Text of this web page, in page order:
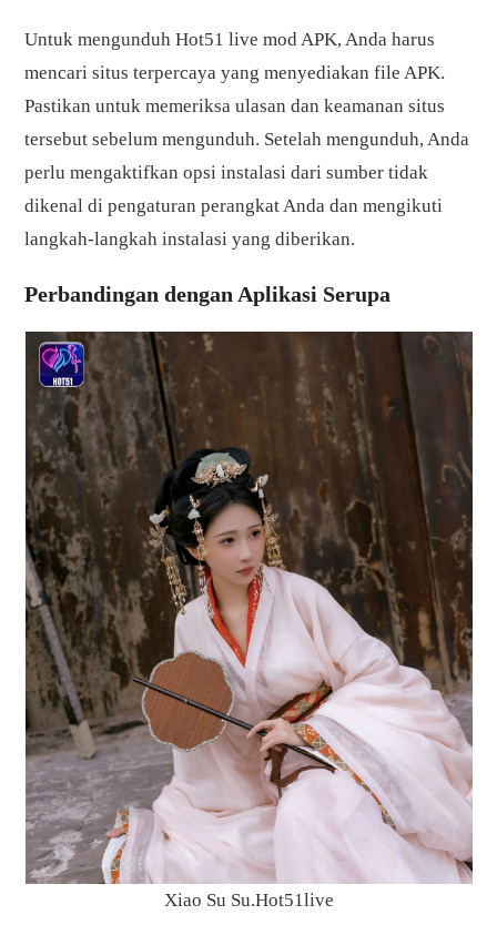
Untuk mengunduh Hot51 live mod APK, Anda harus
mencari situs terpercaya yang menyediakan file APK.
Pastikan untuk memeriksa ulasan dan keamanan situs
tersebut sebelum mengunduh. Setelah mengunduh, Anda
perlu mengaktifkan opsi instalasi dari sumber tidak
dikenal di pengaturan perangkat Anda dan mengikuti
langkah-langkah instalasi yang diberikan.
Perbandingan dengan Aplikasi Serupa
Xiao Su Su.Hot51live